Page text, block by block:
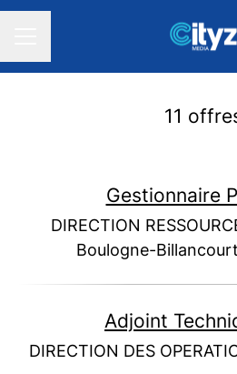
11
Gestionnaire
DIRECTION
Boulogne-Billancourt
Adjoint
DIRECTION DES